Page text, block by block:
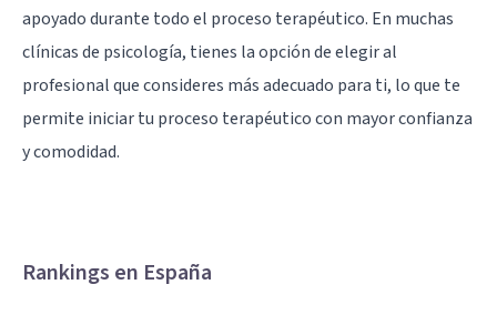
apoyado durante todo el proceso terapéutico. En muchas
clínicas de psicología, tienes la opción de elegir al
profesional que consideres más adecuado para ti, lo que te
permite iniciar tu proceso terapéutico con mayor confianza
y comodidad.
Rankings en España